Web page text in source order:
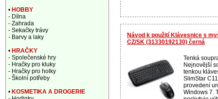
Návod k použití Klávesnice s
CZ/SK (31330192130) černá
Tenká
Nejnovější
tenkou
SlimStar
provedení
Windows 7.
• HOBBY
- Dílna
- Zahrada
- Sekačky trávy
- Barvy a laky
• HRAČKY
- Společenské hry
- Hračky pro kluky
- Hračky pro holky
- Školní potřeby
• KOSMETIKA A DROGERIE